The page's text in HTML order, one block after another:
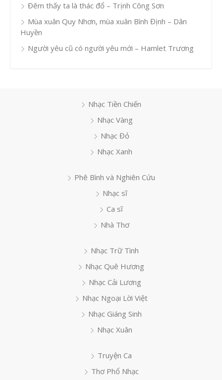
Đêm thấy ta là thác đổ – Trịnh Công Sơn
Mùa xuân Quy Nhơn, mùa xuân Bình Định – Dân
Huyền
Người yêu cũ có người yêu mới – Hamlet Trương
Nhạc Tiền Chiến
Nhạc Vàng
Nhạc Đỏ
Nhạc Xanh
Phê Bình và Nghiên Cứu
Nhạc sĩ
Ca sĩ
Nhà Thơ
Nhạc Trữ Tình
Nhạc Quê Hương
Nhạc Cải Lương
Nhạc Ngoại Lời Việt
Nhạc Giáng Sinh
Nhạc Xuân
Truyện Ca
Thơ Phổ Nhạc